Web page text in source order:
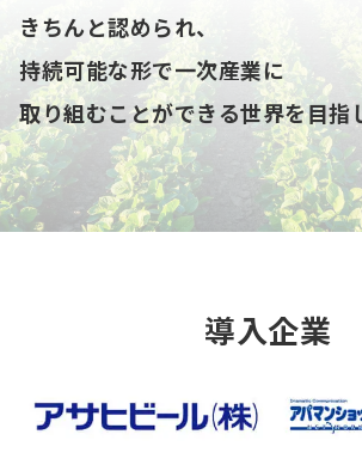
きちんと認められ、
持続可能な形で一次産業に
取り組むことができる世界を目指
導入企業